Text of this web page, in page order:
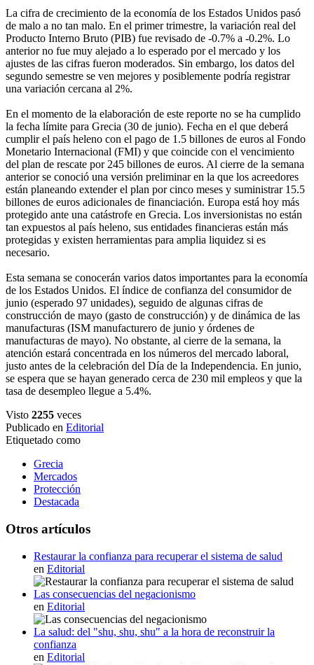
La cifra de crecimiento de la economía de los Estados Unidos pasó
de malo a no tan malo. En el primer trimestre, la variación real del
Producto Interno Bruto (PIB) fue revisado de -0.7% a -0.2%. Lo
anterior no fue muy alejado a lo esperado por el mercado y los
ajustes de las cifras fueron moderados. Sin embargo, los datos del
segundo semestre se ven mejores y posiblemente podría registrar
una variación cercana al 2%.
En el momento de la elaboración de este reporte no se ha cumplido
la fecha límite para Grecia (30 de junio). Fecha en el que deberá
cumplir el país heleno con el pago de 1.5 billones de euros al Fondo
Monetario Internacional (FMI) y que coincide con el vencimiento
del plan de rescate por 245 billones de euros. Al cierre de la semana
anterior se conoció una versión preliminar en la que los acreedores
están planeando extender el plan por cinco meses y suministrar 15.5
billones de euros adicionales de financiación. Europa está hoy más
protegido ante una catástrofe en Grecia. Los inversionistas no están
tan expuestos al país heleno, sus entidades financieras están más
protegidas y existen herramientas para amplia liquidez si es
necesario.
Esta semana se conocerán varios datos importantes para la economía
de los Estados Unidos. El índice de confianza del consumidor de
junio (esperado 97 unidades), seguido de algunas cifras de
construcción de mayo (gasto de construcción) y de dinámica de las
manufacturas (ISM manufacturero de junio y órdenes de
manufacturas de mayo). No obstante, al cierre de la semana, la
atención estará concentrada en los números del mercado laboral,
justo antes de la celebración del Día de la Independencia. En junio,
se espera que se hayan generado cerca de 230 mil empleos y que la
tasa de desempleo llegue a 5.4%.
Visto 2255 veces
Publicado en Editorial
Etiquetado como
Grecia
Mercados
Protección
Destacada
Otros artículos
Restaurar la confianza para recuperar el sistema de salud
en Editorial
Las consecuencias del negacionismo
en Editorial
La salud: del "shu, shu, shu" a la hora de reconstruir la
confianza
en Editorial